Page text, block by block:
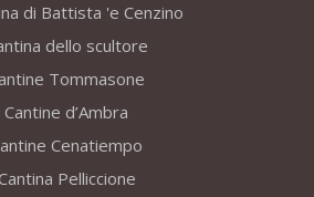
di Battista 'e Cenzino
dello scultore
Tommasone
Cantine d’Ambra
Cenatiempo
Pelliccione